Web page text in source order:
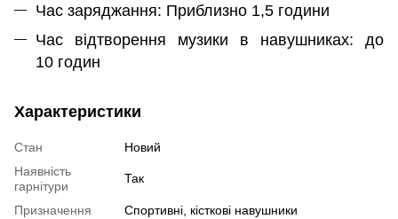
Час заряджання: Приблизно 1,5 години
Час відтворення музики в навушниках: до
10 годин
Характеристики
Стан
Новий
Наявність
гарнітури
Так
Призначення
Спортивні, кісткові навушники